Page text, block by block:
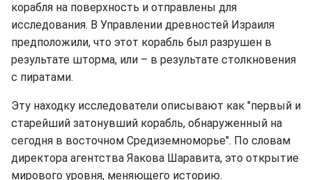
корабля на поверхность и отправлены для
исследования. В Управлении древностей Израиля
предположили, что этот корабль был разрушен в
результате шторма, или – в результате столкновения
с пиратами.
Эту находку исследователи описывают как "первый и
старейший затонувший корабль, обнаруженный на
сегодня в восточном Средиземноморье". По словам
директора агентства Яакова Шаравита, это открытие
мирового уровня, меняющего историю.